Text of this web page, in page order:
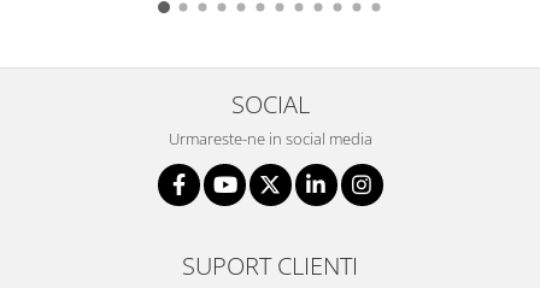
SOCIAL
Urmareste-ne in social media
SUPORT CLIENTI